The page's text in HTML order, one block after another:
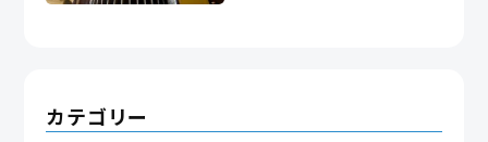
カテゴリー